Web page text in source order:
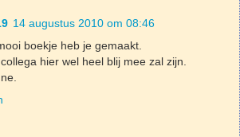
14 augustus 2010 om 08:46
boekje heb je gemaakt.
hier wel heel blij mee zal zijn.